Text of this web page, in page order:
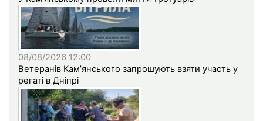
08/08/2026 12:00
Ветеранів Кам’янського запрошують взяти участь у
регаті в Дніпрі